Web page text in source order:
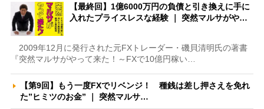
【最終回】1億6000万円の負債と引き換えに手に
入れたプライスレスな経験 ｜ 突然マルサがや…
2009年12月に発行された元FXトレーダー・磯貝清明氏の著書
『突然マルサがやって来た！～FXで10億円稼い…
【第9回】もう一度FXでリベンジ！ 種銭は差し押さえを免れ
た”ヒミツのお金” ｜ 突然マルサ…